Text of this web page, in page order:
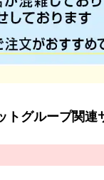
トグループ関連